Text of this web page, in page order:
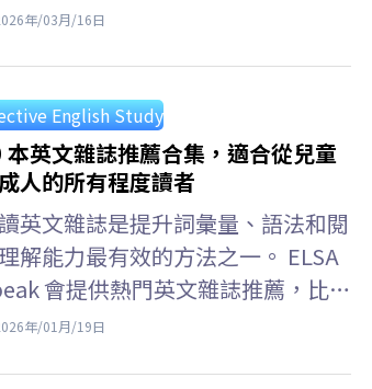
，以及常見的英文字典查詢方式。
年/03月/16日
English Study
本英文雜誌推薦合集，適合從兒童
人的所有程度讀者
英文雜誌是提升詞彙量、語法和閱
解能力最有效的方法之一。 ELSA
會提供熱門英文雜誌推薦，比較
的難度級別，並介紹免費的線上閱
年/01月/19日